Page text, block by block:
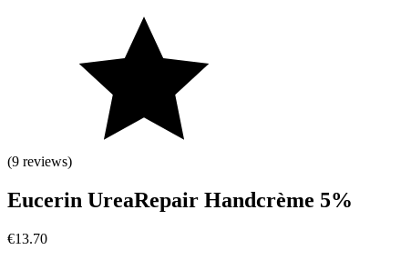
(9 reviews)
Eucerin UreaRepair Handcrème 5%
€13.70